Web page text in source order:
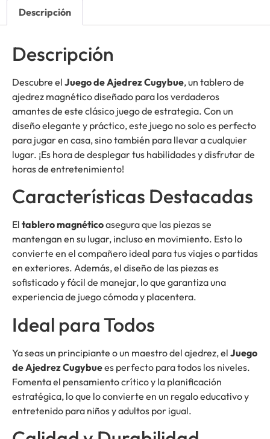
Descripción
Descripción
Descubre el Juego de Ajedrez Cugybue, un tablero de
ajedrez magnético diseñado para los verdaderos
amantes de este clásico juego de estrategia. Con un
diseño elegante y práctico, este juego no solo es perfecto
para jugar en casa, sino también para llevar a cualquier
lugar. ¡Es hora de desplegar tus habilidades y disfrutar de
horas de entretenimiento!
Características Destacadas
El tablero magnéticoasegura que las piezas se
mantengan en su lugar, incluso en movimiento. Esto lo
convierte en el compañero ideal para tus viajes o partidas
en exteriores. Además, el diseño de las piezas es
sofisticado y fácil de manejar, lo que garantiza una
experiencia de juego cómoda y placentera.
Ideal para Todos
Ya seas un principiante o un maestro del ajedrez, el Juego
de Ajedrez Cugybuees perfecto para todos los niveles.
Fomenta el pensamiento crítico y la planificación
estratégica, lo que lo convierte en un regalo educativo y
entretenido para niños y adultos por igual.